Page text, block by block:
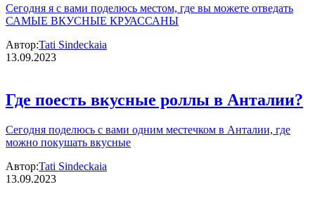
Сегодня я с вами поделюсь местом, где вы можете отведать
САМЫЕ ВКУСНЫЕ КРУАССАНЫ
Автор:Tati Sindeckaia
13.09.2023
Где поесть вкусные роллы в Анталии?
Сегодня поделюсь с вами одним местечком в Анталии, где
можно покушать вкусные
Автор:Tati Sindeckaia
13.09.2023